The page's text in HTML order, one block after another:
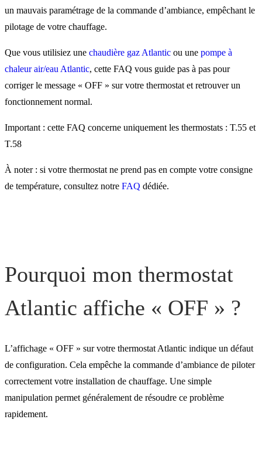
Comment enlever le
Atlantic T.55 ou T.58 ?
Le message « OFF »
: que faire ?
un mauvais paramétrage de la commande d’ambiance, empêchant le
pilotage de votre chauffage.
Que vous utilisiez une chaudière gaz Atlantic ou une pompe à
chaleur air/eau Atlantic, cette FAQ vous guide pas à pas pour
corriger le message « OFF » sur votre thermostat et retrouver un
fonctionnement normal.
Important : cette FAQ concerne uniquement les thermostats : T.55 et
T.58
À noter : si votre thermostat ne prend pas en compte votre consigne
de température, consultez notre FAQ dédiée.
Pourquoi mon thermostat
Atlantic affiche « OFF » ?
L’affichage « OFF » sur votre thermostat Atlantic indique un défaut
de configuration. Cela empêche la commande d’ambiance de piloter
correctement votre installation de chauffage. Une simple
manipulation permet généralement de résoudre ce problème
rapidement.